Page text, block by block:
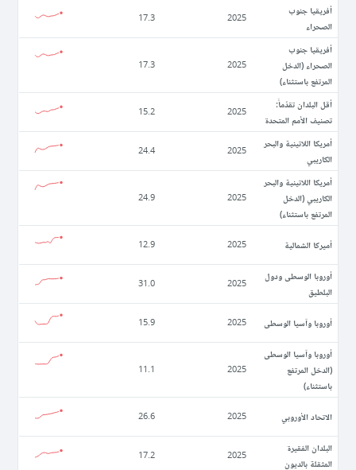
أفريقيا جنوب
الصحراء
2025
17.3
أفريقيا جنوب
الصحراء (الدخل
المرتفع باستثناء)
2025
17.3
أقل البلدان تقدّماً:
تصنيف الأمم المتحدة
2025
15.2
أمريكا اللاتينية والبحر
الكاريبي
2025
24.4
أمريكا اللاتينية والبحر
الكاريبي (الدخل
المرتفع باستثناء)
2025
24.9
أميركا الشمالية 2025
12.9
أوروبا الوسطى ودول
البلطيق
2025
31.0
أوروبا وآسيا الوسطى 2025
15.9
أوروبا وآسيا الوسطى
(الدخل المرتفع
باستثناء)
2025
11.1
الاتحاد الأوروبي 2025
26.6
البلدان الفقيرة
المثقلة بالديون
2025
17.2